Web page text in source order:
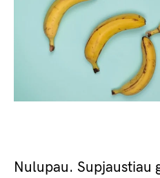
Nulupau. Supjaustiau